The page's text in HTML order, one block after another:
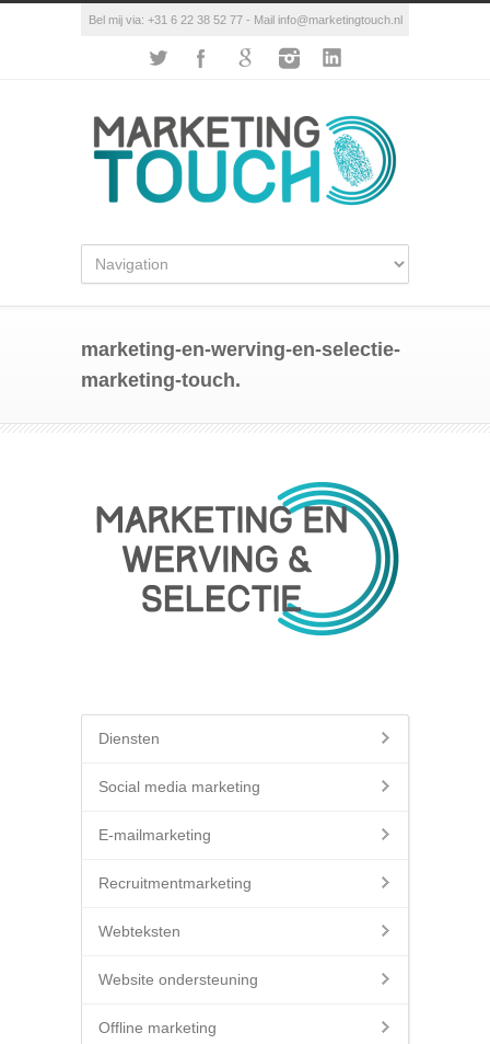
Bel mij via: +31 6 22 38 52 77 - Mail info@marketingtouch.nl
marketing-en-werving-en-selectie-
marketing-touch.
Diensten
Social media marketing
E-mailmarketing
Recruitmentmarketing
Webteksten
Website ondersteuning
Offline marketing